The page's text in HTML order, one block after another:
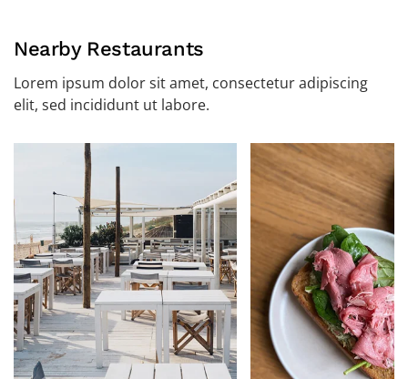
Nearby Restaurants
Lorem ipsum dolor sit amet, consectetur adipiscing
elit, sed incididunt ut labore.